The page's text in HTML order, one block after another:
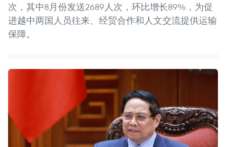
次，其中8月份发送2689人次，环比增长89%，为促
进越中两国人员往来、经贸合作和人文交流提供运输
保障。